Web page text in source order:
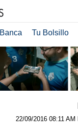
Banca Tu Bolsillo
22/09/2016 08:11 AM